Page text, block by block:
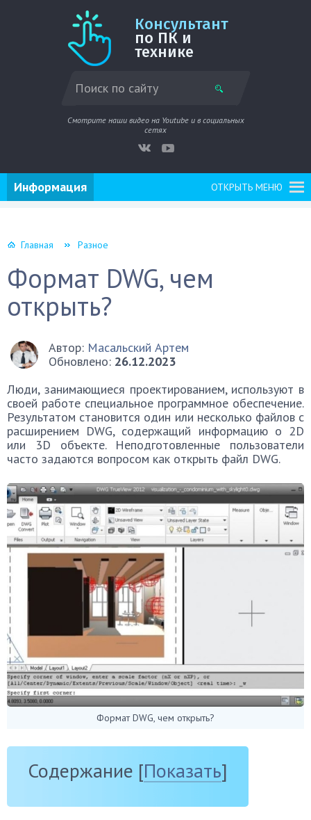
Консультант
по ПК и
технике
Смотрите наши видео на Youtube и в социальных
сетях
ОТКРЫТЬ МЕНЮ
Информация
Главная Разное
Формат DWG, чем
открыть?
Автор: Масальский Артем
Обновлено: 26.12.2023
Люди, занимающиеся проектированием, используют в
своей работе специальное программное обеспечение.
Результатом становится один или несколько файлов с
расширением DWG, содержащий информацию о 2D
или 3D объекте. Неподготовленные пользователи
часто задаются вопросом как открыть файл DWG.
Формат DWG, чем открыть?
Содержание [Показать]